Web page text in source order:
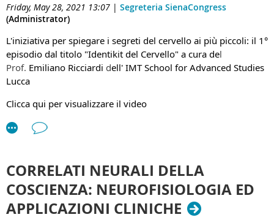
Friday, May 28, 2021 13:07 | Segreteria SienaCongress
(Administrator)
L'iniziativa per spiegare i segreti del cervello ai più piccoli: il 1°
episodio dal titolo "Identikit del Cervello" a cura del
Prof. Emiliano Ricciardi dell' IMT School for Advanced Studies
Lucca
Clicca qui per visualizzare il video
CORRELATI NEURALI DELLA
COSCIENZA: NEUROFISIOLOGIA ED
APPLICAZIONI CLINICHE